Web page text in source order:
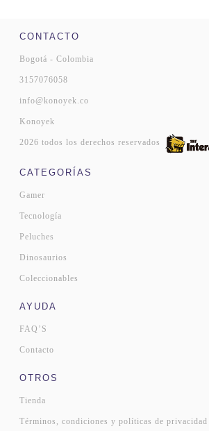
CONTACTO
Bogotá - Colombia
3157076058
info@konoyek.co
Konoyek
2026 todos los derechos reservados
CATEGORÍAS
Gamer
Tecnología
Peluches
Dinosaurios
Coleccionables
AYUDA
FAQ’S
Contacto
OTROS
Tienda
Términos, condiciones y políticas de privacidad